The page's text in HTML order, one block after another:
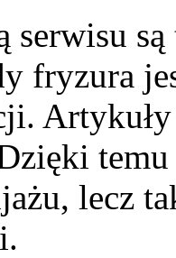
serwisu
fryzura
lecz